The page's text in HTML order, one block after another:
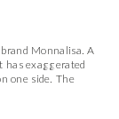
Monnalisa. A
has exaggerated
one side. The